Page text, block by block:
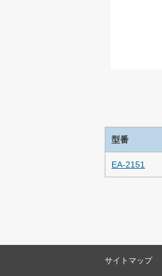
型番
EA-2151
製品情報
サイトマップ